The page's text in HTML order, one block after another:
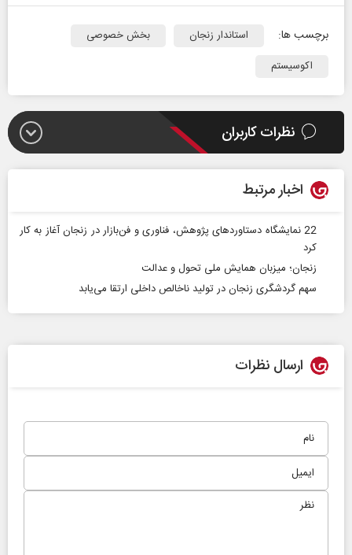
برچسب ها: استاندار زنجان
بخش خصوصی
اکوسیستم
نظرات کاربران
اخبار مرتبط
22 نمایشگاه دستاوردهای پژوهش، فناوری و فن‌بازار در زنجان آغاز به کار
کرد
زنجان؛ میزبان همایش ملی تحول و عدالت
سهم گردشگری زنجان در تولید ناخالص داخلی ارتقا می‌یابد
ارسال نظرات